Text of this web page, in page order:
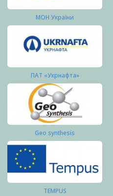
МОН України
ПАТ «Укрнафта»
Geo synthesis
TEMPUS